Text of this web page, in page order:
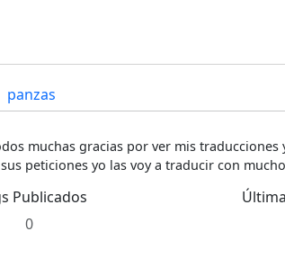
panzas
muchas gracias por ver mis traducciones
peticiones yo las voy a traducir con
Publicados
0